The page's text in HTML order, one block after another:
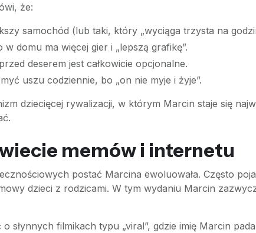
że:
samochód (lub taki, który „wyciąga trzysta na
w domu ma więcej gier i „lepszą grafikę”.
deserem jest całkowicie opcjonalne.
uszu codziennie, bo „on nie myje i żyje”.
dziecięcej rywalizacji, w którym Marcin staje się
memów i internetu
postać Marcina ewoluowała. Często
dzieci z rodzicami. W tym wydaniu Marcin
słynnych filmikach typu „viral”, gdzie imię Marcin